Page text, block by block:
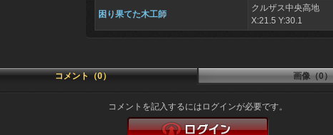
困り果てた木工師
クルザス中央高地
X:21.5 Y:30.1
コメント（0） 画像（0）
コメントを記入するにはログインが必要です。